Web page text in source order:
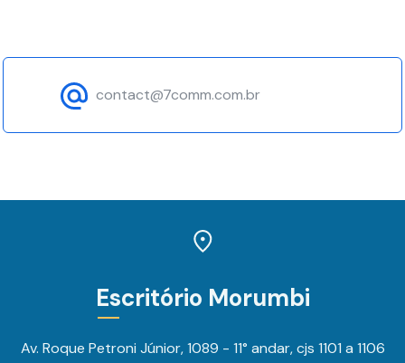
contact@7comm.com.br
Escritório Morumbi
Av. Roque Petroni Júnior, 1089 - 11° andar, cjs 1101 a 1106